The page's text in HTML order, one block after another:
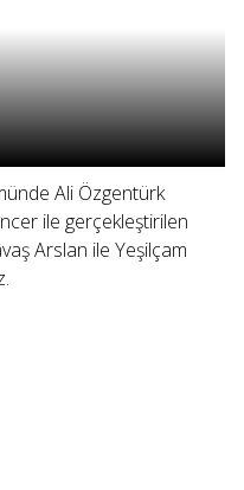
Ali Özgentürk
ile gerçekleştirilen
Arslan ile Yeşilçam